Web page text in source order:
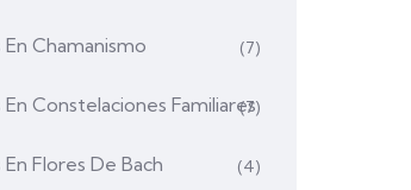
En Chamanismo (7)
En Constelaciones Familiares
(7)
En Flores De Bach (4)